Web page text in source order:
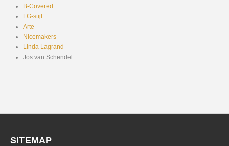
B-Covered
FG-stijl
Arte
Nicemakers
Linda Lagrand
Jos van Schendel
SITEMAP